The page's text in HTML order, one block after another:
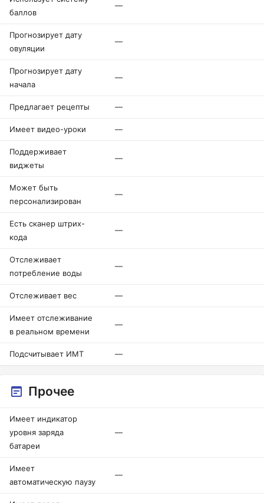
баллов
—
Прогнозирует дату
овуляции
—
Прогнозирует дату
начала
—
Предлагает рецепты —
Имеет видео-уроки —
Поддерживает
виджеты
—
Может быть
персонализирован
—
Есть сканер штрих-
кода
—
Отслеживает
потребление воды
—
Отслеживает вес —
Имеет отслеживание
в реальном времени
—
Подсчитывает ИМТ —
Прочее
Имеет индикатор
уровня заряда
батареи
—
Имеет
автоматическую паузу
—